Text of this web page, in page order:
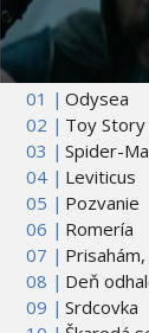
01 | Odysea
02 | Toy Story
03 | Spider-
04 | Leviticus
05 | Pozvanie
06 | Romería
07 |
08 | Deň
09 | Srdcovka